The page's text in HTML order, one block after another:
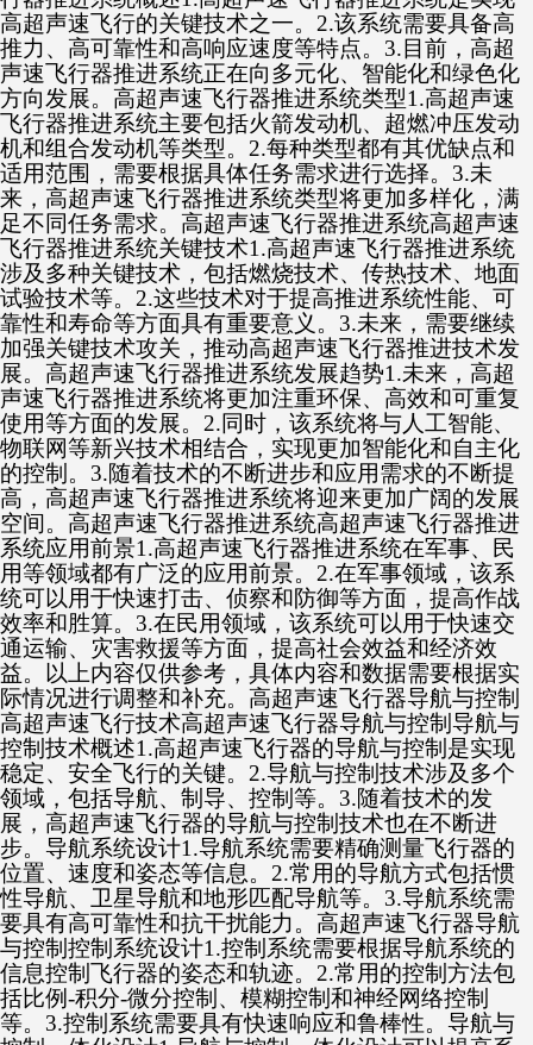
高超声速飞行的关键技术之一。2.该系统需要具备高
推力、高可靠性和高响应速度等特点。3.目前，高超
声速飞行器推进系统正在向多元化、智能化和绿色化
方向发展。高超声速飞行器推进系统类型1.高超声速
飞行器推进系统主要包括火箭发动机、超燃冲压发动
机和组合发动机等类型。2.每种类型都有其优缺点和
适用范围，需要根据具体任务需求进行选择。3.未
来，高超声速飞行器推进系统类型将更加多样化，满
足不同任务需求。高超声速飞行器推进系统高超声速
飞行器推进系统关键技术1.高超声速飞行器推进系统
涉及多种关键技术，包括燃烧技术、传热技术、地面
试验技术等。2.这些技术对于提高推进系统性能、可
靠性和寿命等方面具有重要意义。3.未来，需要继续
加强关键技术攻关，推动高超声速飞行器推进技术发
展。高超声速飞行器推进系统发展趋势1.未来，高超
声速飞行器推进系统将更加注重环保、高效和可重复
使用等方面的发展。2.同时，该系统将与人工智能、
物联网等新兴技术相结合，实现更加智能化和自主化
的控制。3.随着技术的不断进步和应用需求的不断提
高，高超声速飞行器推进系统将迎来更加广阔的发展
空间。高超声速飞行器推进系统高超声速飞行器推进
系统应用前景1.高超声速飞行器推进系统在军事、民
用等领域都有广泛的应用前景。2.在军事领域，该系
统可以用于快速打击、侦察和防御等方面，提高作战
效率和胜算。3.在民用领域，该系统可以用于快速交
通运输、灾害救援等方面，提高社会效益和经济效
益。以上内容仅供参考，具体内容和数据需要根据实
际情况进行调整和补充。高超声速飞行器导航与控制
高超声速飞行技术高超声速飞行器导航与控制导航与
控制技术概述1.高超声速飞行器的导航与控制是实现
稳定、安全飞行的关键。2.导航与控制技术涉及多个
领域，包括导航、制导、控制等。3.随着技术的发
展，高超声速飞行器的导航与控制技术也在不断进
步。导航系统设计1.导航系统需要精确测量飞行器的
位置、速度和姿态等信息。2.常用的导航方式包括惯
性导航、卫星导航和地形匹配导航等。3.导航系统需
要具有高可靠性和抗干扰能力。高超声速飞行器导航
与控制控制系统设计1.控制系统需要根据导航系统的
信息控制飞行器的姿态和轨迹。2.常用的控制方法包
括比例-积分-微分控制、模糊控制和神经网络控制
等。3.控制系统需要具有快速响应和鲁棒性。导航与